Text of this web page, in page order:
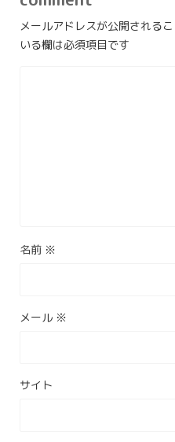
メールアドレスが公開されるこ
いる欄は必須項目です
名前 ※
メール ※
サイト